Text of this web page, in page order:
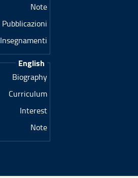
Note
Pubblicazioni
Insegnamenti
English
Biography
Curriculum
Interest
Note